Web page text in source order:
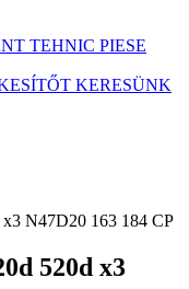
TEHNIC PIESE
KERESÜNK
N47D20 163 184 CP
520d x3